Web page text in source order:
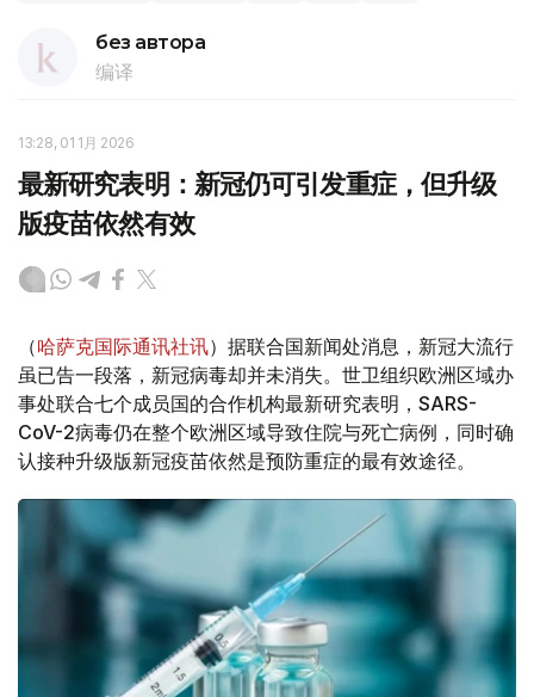
без автора
编译
13:28, 01 1月 2026
最新研究表明：新冠仍可引发重症，但升级
版疫苗依然有效
（哈萨克国际通讯社讯）据联合国新闻处消息，新冠大流行
虽已告一段落，新冠病毒却并未消失。世卫组织欧洲区域办
事处联合七个成员国的合作机构最新研究表明，SARS-
CoV-2病毒仍在整个欧洲区域导致住院与死亡病例，同时确
认接种升级版新冠疫苗依然是预防重症的最有效途径。